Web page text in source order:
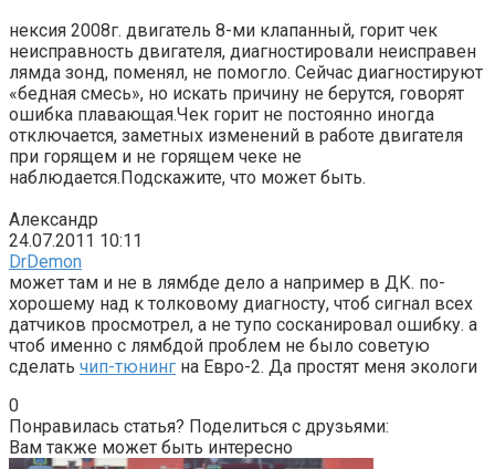
нексия 2008г. двигатель 8-ми клапанный, горит чек
неисправность двигателя, диагностировали неисправен
лямда зонд, поменял, не помогло. Сейчас диагностируют
«бедная смесь», но искать причину не берутся, говорят
ошибка плавающая.Чек горит не постоянно иногда
отключается, заметных изменений в работе двигателя
при горящем и не горящем чеке не
наблюдается.Подскажите, что может быть.
Александр
24.07.2011 10:11
DrDemon
может там и не в лямбде дело а например в ДК. по-
хорошему над к толковому диагносту, чтоб сигнал всех
датчиков просмотрел, а не тупо сосканировал ошибку. а
чтоб именно с лямбдой проблем не было советую
сделать чип-тюнинг на Евро-2. Да простят меня экологи
0
Понравилась статья? Поделиться с друзьями:
Вам также может быть интересно